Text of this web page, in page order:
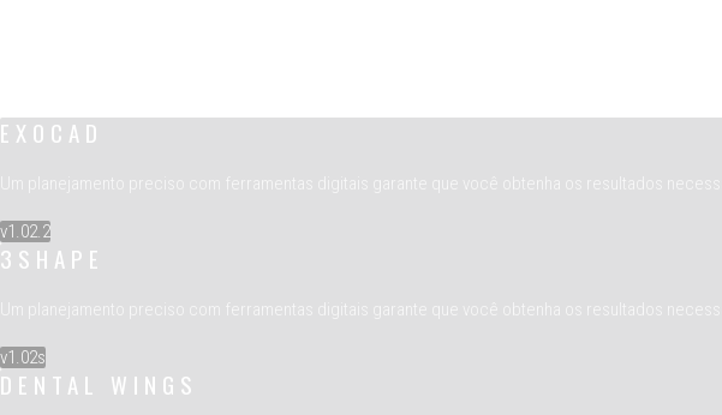
EXOCAD
Um planejamento preciso com ferramentas digitais garante que você obtenha os resultados
v1.02.2
3SHAPE
Um planejamento preciso com ferramentas digitais garante que você obtenha os resultados
v1.02s
DENTAL WINGS